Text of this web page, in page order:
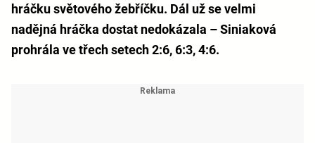
hráčku světového žebříčku. Dál už se velmi
nadějná hráčka dostat nedokázala – Siniaková
prohrála ve třech setech 2:6, 6:3, 4:6.